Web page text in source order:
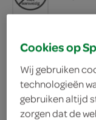
Chocoo
180 Gram
Cookies op
Wij gebruiken
technologieën
gebruiken altijd
zorgen dat de